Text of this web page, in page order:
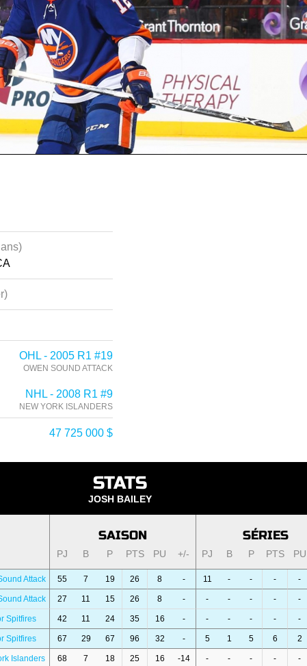
OHL - 2005 R1 #19
OWEN SOUND ATTACK
NHL - 2008 R1 #9
NEW YORK ISLANDERS
47 725 000 $
STATS
JOSH BAILEY
SAISON SÉRIES
PJ B P PTS PU +/- PJ B P PTS PU
Attack 55 7 19 26 8 - 11 - - - -
Attack 27 11 15 26 8 - - - - - -
Spitfires 42 11 24 35 16 - - - - - -
Spitfires 67 29 67 96 32 - 5 1 5 6 2
Islanders 68 7 18 25 16 -14 - - - - -